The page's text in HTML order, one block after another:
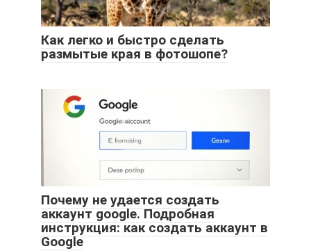
Как легко и быстро сделать
размытые края в фотошопе?
Почему не удается создать
аккаунт google. Подробная
инструкция: как создать аккаунт в
Google